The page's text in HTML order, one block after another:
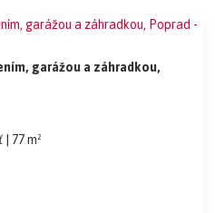
garážou a záhradkou,
| 77 m²